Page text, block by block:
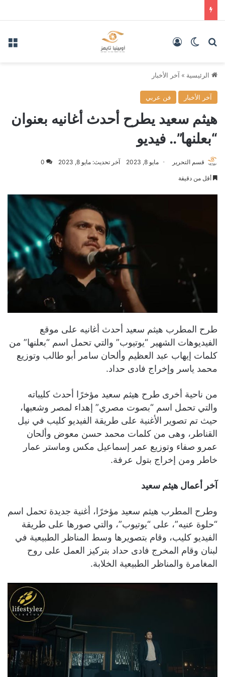
بحث عنالوضع المظلم
الرئيسية » آخر الأخبار
آخر الأخبار فن عربي
هيثم سعيد يطرح أحدث أغانيه بعنوان
“بعلنها”.. فيديو
قسم التحرير مايو 8, 2023 آخر تحديث: مايو 8, 2023 0
أقل من دقيقة
طرح المطرب هيثم سعيد أحدث أغانيه على موقع
الفيديوهات الشهير “يوتيوب” والتي تحمل اسم “بعلنها” من
كلمات إيهاب عبد العظيم وألحان سامر أبو طالب وتوزيع
محمد ياسر وإخراج فادى حداد.
من ناحية أخرى طرح هيثم سعيد مؤخرًا أحدث كليباته
والتي تحمل اسم “بصوت مصري” إهداء لمصر وشعبها،
حيث تم تصوير الأغنية على طريقة الفيديو كليب في نيل
القناطر، وهى من كلمات محمد حسن معوض وألحان
عمرو صفاء وتوزيع عمر إسماعيل مكس وماستر عمار
خاطر ومن إخراج بتول عرفة.
آخر أعمال هيثم سعيد
وطرح المطرب هيثم سعيد مؤخرًا، أغنية جديدة تحمل اسم
“حلوة عنيه”، على “يوتيوب”، والتي صورها على طريقة
الفيديو كليب، وقام بتصويرها وسط المناظر الطبيعية في
لبنان وقام المخرج فادى حداد بتركيز العمل على روح
المغامرة والمناظر الطبيعية الخلابة.